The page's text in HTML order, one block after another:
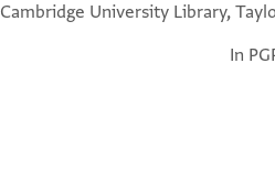
Cambridge University Library,
In